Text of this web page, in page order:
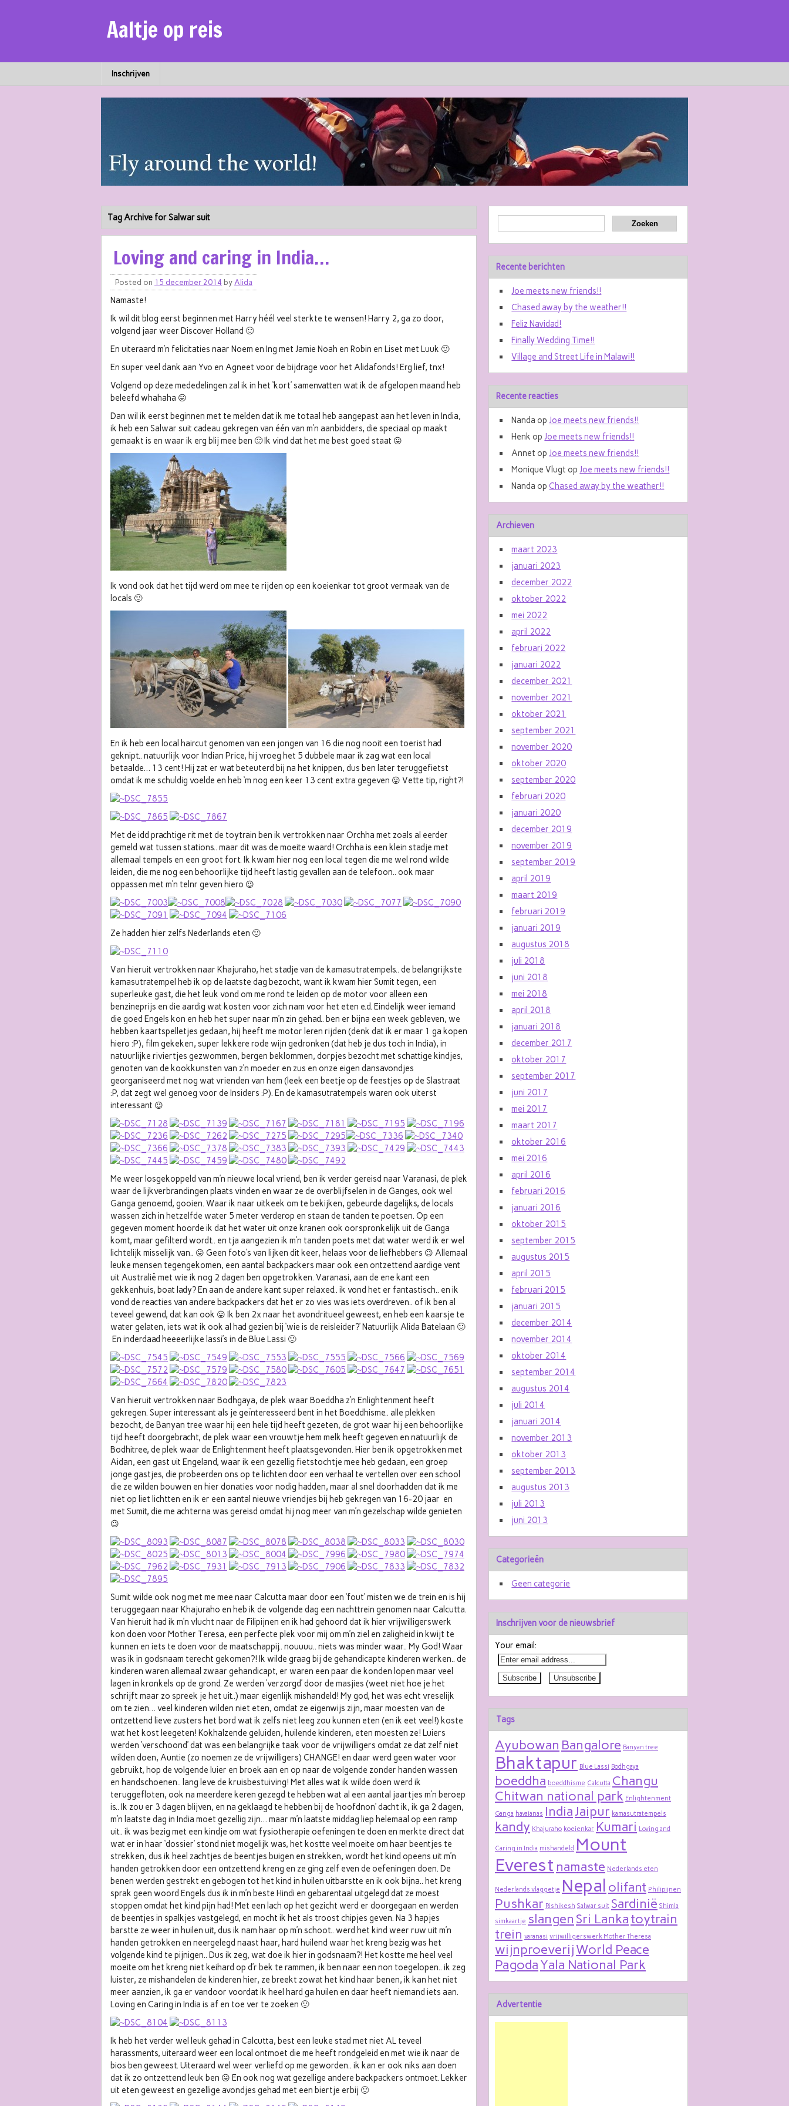
Aaltje op reis
Inschrijven
Tag Archive for Salwar suit
Loving and caring in India…
Posted on 15 december 2014 by Alida
Namaste!
Ik wil dit blog eerst beginnen met Harry héél veel sterkte te wensen! Harry 2, ga zo door,
volgend jaar weer Discover Holland 🙂
En uiteraard m’n felicitaties naar Noem en Ing met Jamie Noah en Robin en Liset met Luuk 🙂
En super veel dank aan Yvo en Agneet voor de bijdrage voor het Alidafonds! Erg lief, tnx!
Volgend op deze mededelingen zal ik in het ‘kort’ samenvatten wat ik de afgelopen maand heb
beleefd whahaha 😛
Dan wil ik eerst beginnen met te melden dat ik me totaal heb aangepast aan het leven in India,
ik heb een Salwar suit cadeau gekregen van één van m’n aanbidders, die speciaal op maakt
gemaakt is en waar ik erg blij mee ben 🙂 Ik vind dat het me best goed staat 😛
Ik vond ook dat het tijd werd om mee te rijden op een koeienkar tot groot vermaak van de
locals 🙂
En ik heb een local haircut genomen van een jongen van 16 die nog nooit een toerist had
geknipt.. natuurlijk voor Indian Price, hij vroeg het 5 dubbele maar ik zag wat een local
betaalde… 13 cent! Hij zat er wat beteuterd bij na het knippen, dus ben later teruggefietst
omdat ik me schuldig voelde en heb ‘m nog een keer 13 cent extra gegeven 😛 Vette tip, right?!
Met de idd prachtige rit met de toytrain ben ik vertrokken naar Orchha met zoals al eerder
gemeld wat tussen stations.. maar dit was de moeite waard! Orchha is een klein stadje met
allemaal tempels en een groot fort. Ik kwam hier nog een local tegen die me wel rond wilde
leiden, die me nog een behoorlijke tijd heeft lastig gevallen aan de telefoon.. ook maar
oppassen met m’n telnr geven hiero 😉
Ze hadden hier zelfs Nederlands eten 🙂
Van hieruit vertrokken naar Khajuraho, het stadje van de kamasutratempels.. de belangrijkste
kamasutratempel heb ik op de laatste dag bezocht, want ik kwam hier Sumit tegen, een
superleuke gast, die het leuk vond om me rond te leiden op de motor voor alleen een
benzineprijs en die aardig wat kosten voor zich nam voor het eten e.d. Eindelijk weer iemand
die goed Engels kon en heb het super naar m’n zin gehad.. ben er bijna een week gebleven, we
hebben kaartspelletjes gedaan, hij heeft me motor leren rijden (denk dat ik er maar 1 ga kopen
hiero :P), film gekeken, super lekkere rode wijn gedronken (dat heb je dus toch in India), in
natuurlijke riviertjes gezwommen, bergen beklommen, dorpjes bezocht met schattige kindjes,
genoten van de kookkunsten van z’n moeder en zus en onze eigen dansavondjes
georganiseerd met nog wat vrienden van hem (leek een beetje op de feestjes op de Slastraat
:P, dat zegt wel genoeg voor de Insiders :P). En de kamasutratempels waren ook uiterst
interessant 😉
Me weer losgekoppeld van m’n nieuwe local vriend, ben ik verder gereisd naar Varanasi, de plek
waar de lijkverbrandingen plaats vinden en waar ze de overblijfselen in de Ganges, ook wel
Ganga genoemd, gooien. Waar ik naar uitkeek om te bekijken, gebeurde dagelijks, de locals
wassen zich in hetzelfde water 5 meter verderop en staan de tanden te poetsen. Op een
gegeven moment hoorde ik dat het water uit onze kranen ook oorspronkelijk uit de Ganga
komt, maar gefilterd wordt.. en tja aangezien ik m’n tanden poets met dat water werd ik er wel
lichtelijk misselijk van.. 😛 Geen foto’s van lijken dit keer, helaas voor de liefhebbers 😉 Allemaal
leuke mensen tegengekomen, een aantal backpackers maar ook een ontzettend aardige vent
uit Australië met wie ik nog 2 dagen ben opgetrokken. Varanasi, aan de ene kant een
gekkenhuis, boat lady? En aan de andere kant super relaxed.. ik vond het er fantastisch.. en ik
vond de reacties van andere backpackers dat het er zo vies was iets overdreven.. of ik ben al
teveel gewend, dat kan ook 😛 Ik ben 2x naar het avondritueel geweest, en heb een kaarsje te
water gelaten, iets wat ik ook al had gezien bij ‘wie is de reisleider?’ Natuurlijk Alida Batelaan 🙂
En inderdaad heeeerlijke lassi’s in de Blue Lassi 🙂
Van hieruit vertrokken naar Bodhgaya, de plek waar Boeddha z’n Enlightenment heeft
gekregen. Super interessant als je geïnteresseerd bent in het Boeddhisme.. alle plekken
bezocht, de Banyan tree waar hij een hele tijd heeft gezeten, de grot waar hij een behoorlijke
tijd heeft doorgebracht, de plek waar een vrouwtje hem melk heeft gegeven en natuurlijk de
Bodhitree, de plek waar de Enlightenment heeft plaatsgevonden. Hier ben ik opgetrokken met
Aidan, een gast uit Engeland, waar ik een gezellig fietstochtje mee heb gedaan, een groep
jonge gastjes, die probeerden ons op te lichten door een verhaal te vertellen over een school
die ze wilden bouwen en hier donaties voor nodig hadden, maar al snel doorhadden dat ik me
niet op liet lichtten en ik er een aantal nieuwe vriendjes bij heb gekregen van 16-20 jaar en
met Sumit, die me achterna was gereisd omdat hij nog meer van m’n gezelschap wilde genieten
😉
Sumit wilde ook nog met me mee naar Calcutta maar door een ‘fout’ misten we de trein en is hij
teruggegaan naar Khajuraho en heb ik de volgende dag een nachttrein genomen naar Calcutta.
Van hieruit had ik m’n vlucht naar de Filipijnen en ik had gehoord dat ik hier vrijwilligerswerk
kon doen voor Mother Teresa, een perfecte plek voor mij om m’n ziel en zaligheid in kwijt te
kunnen en iets te doen voor de maatschappij.. nouuuu.. niets was minder waar.. My God! Waar
was ik in godsnaam terecht gekomen?! Ik wilde graag bij de gehandicapte kinderen werken.. de
kinderen waren allemaal zwaar gehandicapt, er waren een paar die konden lopen maar veel
lagen in kronkels op de grond. Ze werden ‘verzorgd’ door de masjies (weet niet hoe je het
schrijft maar zo spreek je het uit..) maar eigenlijk mishandeld! My god, het was echt vreselijk
om te zien… veel kinderen wilden niet eten, omdat ze eigenwijs zijn, maar moesten van de
ontzettend lieve zusters het bord wat ik zelfs niet leeg zou kunnen eten (en ik eet veel!) koste
wat het kost leegeten! Kokhalzende geluiden, huilende kinderen, eten moesten ze! Luiers
werden ‘verschoond’ dat was een belangrijke taak voor de vrijwilligers omdat ze dat zelf niet
wilden doen, Auntie (zo noemen ze de vrijwilligers) CHANGE! en daar werd geen water voor
gebruikt, hop de volgende luier en broek aan en op naar de volgende zonder handen wassen
en handschoenen.. lang leve de kruisbestuiving! Met alles wat ik wilde doen werd ik
teruggefloten, ook na meerdere keren gezegd te hebben wat al een aantal jaartjes m’n beroep
is.. Ik zou er 3 dagen blijven, en na geklaagd te hebben bij de ‘hoofdnon’ dacht ik, ik ga 2 dagen,
m’n laatste dag in India moet gezellig zijn… maar m’n laatste middag liep helemaal op een ramp
uit.. ik was bezig met een kindje om wat fysiotherapie oefeningen te doen en merkte direct dat
wat er in haar ‘dossier’ stond niet mogelijk was, het kostte veel moeite om haar beentjes te
strekken, dus ik heel zachtjes de beentjes buigen en strekken, wordt het kind opeens uit m’n
handen getrokken door een ontzettend kreng en ze ging zelf even de oefeningen doen. De
benen werden gestrekt en gebogen tot het kind in huilen uitbarstte en ik ook bijna.. het kreng
sprak geen woord Engels dus ik in m’n beste Hindi en gebarentaal uitgelegd dat ze moest
stoppen omdat het kind pijn had! Met een lach op het gezicht werd er doorgegaan en werden
de beentjes in spalkjes vastgelegd, en mocht ik het als troost chipjes geven. Na 3 hapjes
barstte ze weer in huilen uit, dus ik nam haar op m’n schoot.. werd het kind weer ruw uit m’n
handen getrokken en neergelegd naast haar, hard huilend waar het kreng bezig was het
volgende kind te pijnigen.. Dus ik zeg, wat doe ik hier in godsnaam?! Het kostte me heel veel
moeite om het kreng niet keihard op d’r bek te rammen, ik ben naar een non toegelopen.. ik zeg
luister, ze mishandelen de kinderen hier, ze breekt zowat het kind haar benen, ik kan het niet
meer aanzien, ik ga er vandoor voordat ik heel hard ga huilen en daar heeft niemand iets aan.
Loving en Caring in India is af en toe ver te zoeken 🙁
Ik heb het verder wel leuk gehad in Calcutta, best een leuke stad met niet AL teveel
harassments, uiteraard weer een local ontmoet die me heeft rondgeleid en met wie ik naar de
bios ben geweest. Uiteraard wel weer verliefd op me geworden.. ik kan er ook niks aan doen
dat ik zo ontzettend leuk ben 😛 En ook nog wat gezellige andere backpackers ontmoet. Lekker
uit eten geweest en gezellige avondjes gehad met een biertje erbij 🙂
Recente berichten
Joe meets new friends!!
Chased away by the weather!!
Feliz Navidad!
Finally Wedding Time!!
Village and Street Life in Malawi!!
Recente reacties
Nanda opJoe meets new friends!!
Henk opJoe meets new friends!!
Annet opJoe meets new friends!!
Monique Vlugt opJoe meets new friends!!
Nanda opChased away by the weather!!
Archieven
maart 2023
januari 2023
december 2022
oktober 2022
mei 2022
april 2022
februari 2022
januari 2022
december 2021
november 2021
oktober 2021
september 2021
november 2020
oktober 2020
september 2020
februari 2020
januari 2020
december 2019
november 2019
september 2019
april 2019
maart 2019
februari 2019
januari 2019
augustus 2018
juli 2018
juni 2018
mei 2018
april 2018
januari 2018
december 2017
oktober 2017
september 2017
juni 2017
mei 2017
maart 2017
oktober 2016
mei 2016
april 2016
februari 2016
januari 2016
oktober 2015
september 2015
augustus 2015
april 2015
februari 2015
januari 2015
december 2014
november 2014
oktober 2014
september 2014
augustus 2014
juli 2014
januari 2014
november 2013
oktober 2013
september 2013
augustus 2013
juli 2013
juni 2013
Categorieën
Geen categorie
Inschrijven voor de nieuwsbrief
Your email:
Tags
Ayubowan Bangalore Banyan tree
Bhaktapur Blue Lassi Bodhgaya
boeddha boeddhisme Calcutta Changu
Chitwan national park Enlightenment
Ganga havaianas IndiaJaipur kamasutratempels
kandy Khajuraho koeienkar Kumari Loving and
Caring in India mishandeld Mount
Everest namaste Nederlands eten
Nederlands vlaggetje Nepal olifant Philipijnen
Pushkar Rishikesh Salwar suit Sardinië Shimla
simkaartje slangen Sri Lankatoytrain
trein varanasi vrijwilligerswerk Mother Theresa
wijnproeverijWorld Peace
PagodaYala National Park
Advertentie